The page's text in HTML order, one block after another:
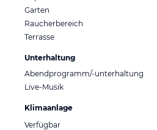
Garten
Raucherbereich
Terrasse
Unterhaltung
Abendprogramm/-unterhaltung
Live-Musik
Klimaanlage
Verfügbar